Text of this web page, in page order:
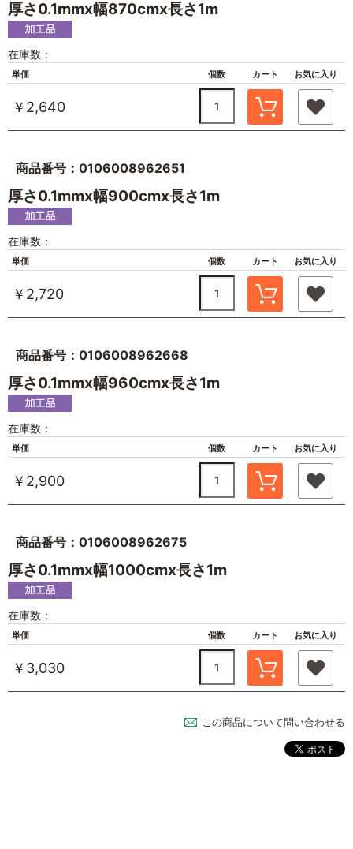
厚さ0.1mmx幅870cmx長さ1m
在庫数：
単価 個数 カート お気に入り
￥2,640
商品番号：0106008962651
厚さ0.1mmx幅900cmx長さ1m
在庫数：
単価 個数 カート お気に入り
￥2,720
商品番号：0106008962668
厚さ0.1mmx幅960cmx長さ1m
在庫数：
単価 個数 カート お気に入り
￥2,900
商品番号：0106008962675
厚さ0.1mmx幅1000cmx長さ1m
在庫数：
単価 個数 カート お気に入り
￥3,030
この商品について問い合わせる